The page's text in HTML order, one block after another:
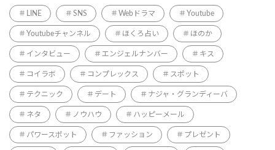
LINE SNS Webドラマ Youtube
Youtubeチャンネル ほくろ占い ほのか
インタビュー エンジェルナンバー キス
コイラボ コンプレックス スポット
テクニック デート ナジャ・グランディーバ
ネタ ノウハウ ハッピーメール
パワースポット ファッション プレゼント